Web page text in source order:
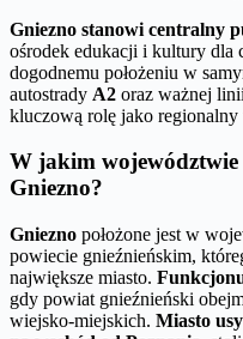
Gniezno stanowi centralny
ośrodek edukacji i kultury dla
dogodnemu położeniu w
autostrady A2 oraz ważnej
kluczową rolę jako regionalny
W jakim województwie
Gniezno?
Gniezno położone jest w
powiecie gnieźnieńskim,
największe miasto.
gdy powiat gnieźnieński
wiejsko-miejskich. Miasto